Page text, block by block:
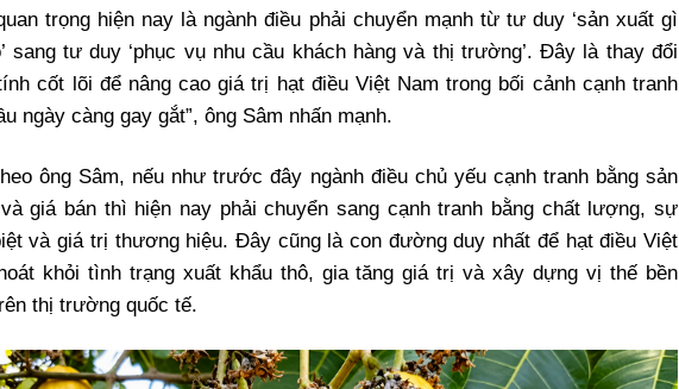
trọng hiện nay là ngành điều phải chuyển mạnh từ tư duy ‘sản xuất gì
sang tư duy ‘phục vụ nhu cầu khách hàng và thị trường’. Đây là thay đổi
cốt lõi để nâng cao giá trị hạt điều Việt Nam trong bối cảnh cạnh tranh
ngày càng gay gắt”, ông Sâm nhấn mạnh.
ông Sâm, nếu như trước đây ngành điều chủ yếu cạnh tranh bằng sản
giá bán thì hiện nay phải chuyển sang cạnh tranh bằng chất lượng, sự
và giá trị thương hiệu. Đây cũng là con đường duy nhất để hạt điều Việt
khỏi tình trạng xuất khẩu thô, gia tăng giá trị và xây dựng vị thế bền
thị trường quốc tế.